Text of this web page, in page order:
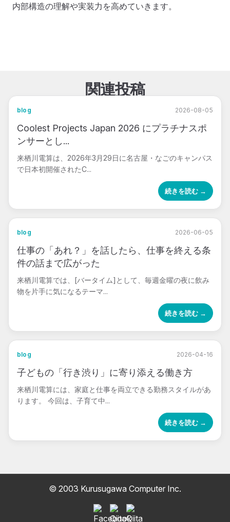
内部構造の理解や実装力を高めていきます。
関連投稿
blog 2026-08-05
Coolest Projects Japan 2026 にプラチナスポ
ンサーとし...
来栖川電算は、2026年3月29日に名古屋・なごのキャンパス
で日本初開催されたC...
続きを読む →
blog 2026-06-05
仕事の「あれ？」を話したら、仕事を終える条
件の話まで広がった
来栖川電算では、[バータイム]として、毎週金曜の夜に飲み
物を片手に気になるテーマ...
続きを読む →
blog 2026-04-16
子どもの「行き渋り」に寄り添える働き方
来栖川電算には、家庭と仕事を両立できる勤務スタイルがあ
ります。 今回は、子育て中...
続きを読む →
© 2003 Kurusugawa Computer Inc.